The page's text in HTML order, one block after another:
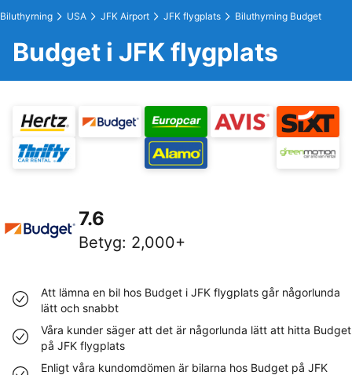
Biluthyrning USA JFK Airport JFK flygplats Biluthyrning Budget
Budget i JFK flygplats
7.6
Betyg: 2,000+
Att lämna en bil hos Budget i JFK flygplats går någorlunda
lätt och snabbt
Våra kunder säger att det är någorlunda lätt att hitta Budget
på JFK flygplats
Enligt våra kundomdömen är bilarna hos Budget på JFK